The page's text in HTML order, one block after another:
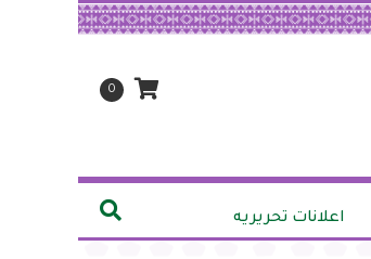
0
اعلانات تحريريه